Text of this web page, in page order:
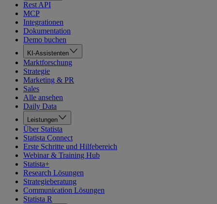
Rest API
MCP
Integrationen
Dokumentation
Demo buchen
KI-Assistenten
Marktforschung
Strategie
Marketing & PR
Sales
Alle ansehen
Daily Data
Leistungen
Über Statista
Statista Connect
Erste Schritte und Hilfebereich
Webinar & Training Hub
Statista+
Research Lösungen
Strategieberatung
Communication Lösungen
Statista R